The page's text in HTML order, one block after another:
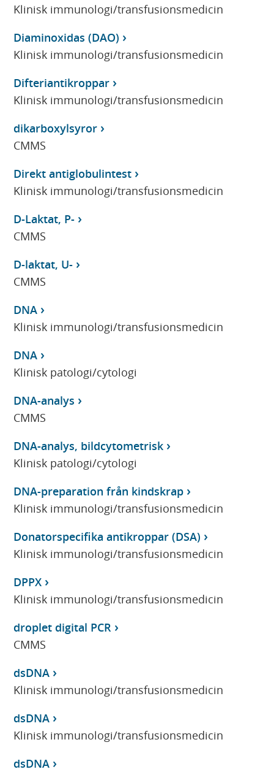
Klinisk immunologi/transfusionsmedicin
Diaminoxidas (DAO)
Klinisk immunologi/transfusionsmedicin
Difteriantikroppar
Klinisk immunologi/transfusionsmedicin
dikarboxylsyror
CMMS
Direkt antiglobulintest
Klinisk immunologi/transfusionsmedicin
D-Laktat, P-
CMMS
D-laktat, U-
CMMS
DNA
Klinisk immunologi/transfusionsmedicin
DNA
Klinisk patologi/cytologi
DNA-analys
CMMS
DNA-analys, bildcytometrisk
Klinisk patologi/cytologi
DNA-preparation från kindskrap
Klinisk immunologi/transfusionsmedicin
Donatorspecifika antikroppar (DSA)
Klinisk immunologi/transfusionsmedicin
DPPX
Klinisk immunologi/transfusionsmedicin
droplet digital PCR
CMMS
dsDNA
Klinisk immunologi/transfusionsmedicin
dsDNA
Klinisk immunologi/transfusionsmedicin
dsDNA